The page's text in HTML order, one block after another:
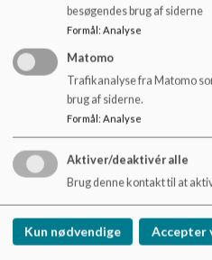
Dokumenter
Specialklassebeskrivelse
Gramskole
Stadionvej 9E
+45 74 34 33 00
besøgendes brug af siderne
Formål: Analyse
Matomo
Trafikanalyse fra Matomo
brug af siderne.
Formål: Analyse
Aktiver/deaktivér alle
Brug denne kontakt til at
Kun nødvendige Accepter